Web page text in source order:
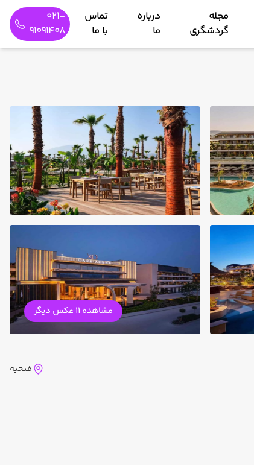
مجله
گردشگری
درباره
ما
تماس
با ما
021-
91091408
مشاهده 11 عکس دیگر
فتحیه